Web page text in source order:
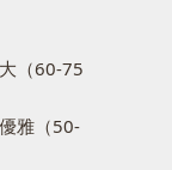
（60-75
雅（50-